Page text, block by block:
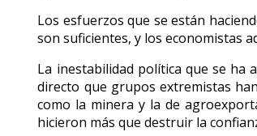
Los esfuerzos que se están
son suficientes, y los economistas
La inestabilidad política que se ha
directo que grupos extremistas
como la minera y la de
hicieron más que destruir la